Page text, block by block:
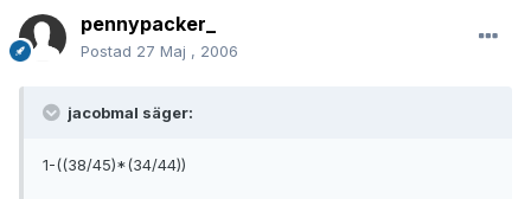
pennypacker_
Postad 27 Maj , 2006
jacobmal säger:
1-((38/45)*(34/44))